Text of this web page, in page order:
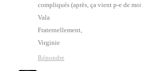
com­pli­qués (après, ça vient p‑e de
Vala
Fra­ter­nel­le­ment,
Vir­gi­nie
Répondre